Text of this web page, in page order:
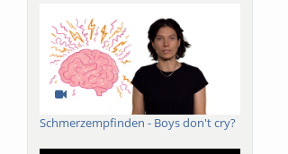
Schmerzempfinden - Boys don't cry?